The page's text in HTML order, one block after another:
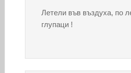
Летели във въздуха, по
глупаци !